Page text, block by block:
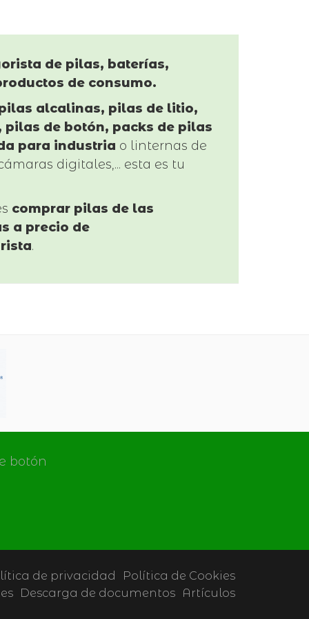
de pilas, baterías,
de consumo.
alcalinas, pilas de litio,
de botón, packs de pilas
para industria o linternas de
digitales,... esta es tu
comprar pilas de las
a precio de
.
botón
de privacidad
Política de Cookies
Descarga de documentos Artículos